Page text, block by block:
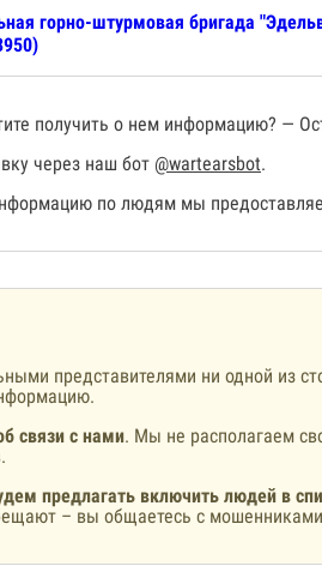
горно-штурмовая бригада
получить о нем информацию? —
через наш бот @wartearsbot.
по людям мы
представителями ни одной из
связи с нами. Мы не располагаем
предлагать включить людей в
– вы общаетесь с